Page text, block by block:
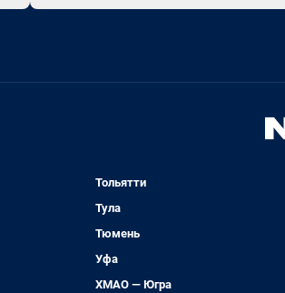
Тольятти
Тула
Тюмень
Уфа
ХМАО — Югра